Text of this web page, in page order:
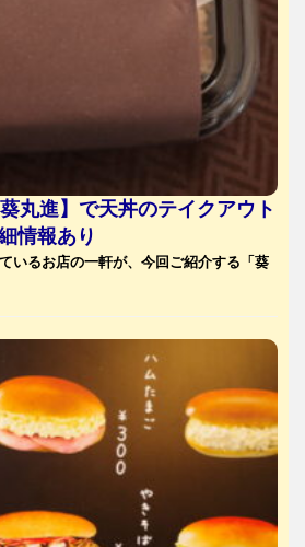
丸進】で天丼のテイクアウト
情報あり
いるお店の一軒が、今回ご紹介する「葵